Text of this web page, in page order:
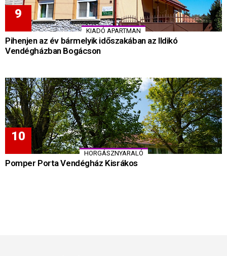
KIADÓ APARTMAN
Pihenjen az év bármelyik időszakában az Ildikó
Vendégházban Bogácson
HORGÁSZNYARALÓ
Pomper Porta Vendégház Kisrákos